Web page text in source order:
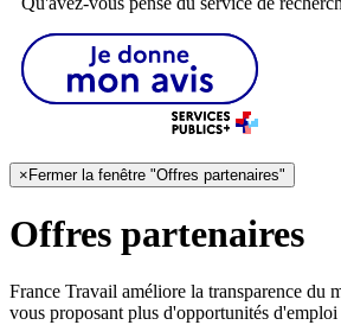
×Fermer la fenêtre "Offres partenaires"
Offres partenaires
France Travail améliore la transparence du
vous proposant plus d'opportunités d'emploi